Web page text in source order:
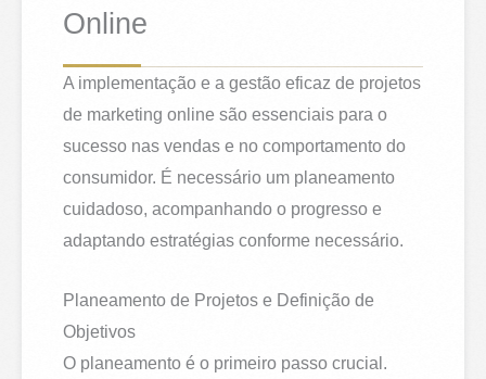
Online
A implementação e a gestão eficaz de projetos
de marketing online são essenciais para o
sucesso nas vendas e no comportamento do
consumidor. É necessário um planeamento
cuidadoso, acompanhando o progresso e
adaptando estratégias conforme necessário.
Planeamento de Projetos e Definição de
Objetivos
O planeamento é o primeiro passo crucial.